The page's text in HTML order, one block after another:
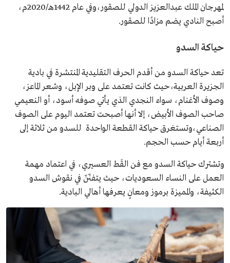
لمهرجان الملك عبدالعزيز الدولي للصقور،وفي عام 1442هـ/2020م،
أصبح النادي يضم مزادًا للصقور.
حياكة السدو
تعد حياكة السدو من أقدم الحرف التقليدية المنتشرة في بادية
الجزيرة العربية،حيث كانت تعتمد على وبر الإبل، وشعر الماعز،
وصوف الأغنام، سواء النجدي الذي يأتي صوفه أسود، أو النعيمي
صاحب الصوف الأبيض، إلا أنها أصبحت تعتمد اليوم على الصوف
الصناعي،وتستغرق حياكة القطعة الواحدة للسدو من ثلاثة إلى
أربعة أيام حسب الحجم.
وتشترك حياكة السدو مع فن القَط العسيري، في اعتماد مهمة
العمل على النساء السعوديات، حيث يتفنّنّ في نقوش السدو
الكثيفة، والمميزة برموز ومعانٍ يعرفها أهالي البادية.